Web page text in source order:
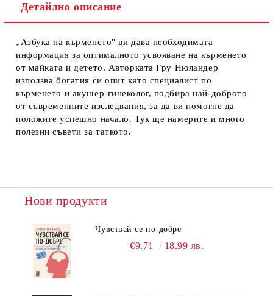
Детайлно описание
„Азбука на кърменето" ви дава необходимата
информация за оптималното усвояване на кърменето
от майката и детето. Авторката Гру Нюландер
използва богатия си опит като специалист по
кърменето и акушер-гинеколог, подбира най-доброто
от съвременните изследвания, за да ви помогне да
положите успешно начало. Тук ще намерите и много
полезни съвети за таткото.
Нови продукти
Чувствай се по-добре
€9.71 18.99 лв.